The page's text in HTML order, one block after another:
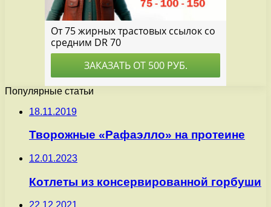
Популярные статьи
18.11.2019
Творожные «Рафаэлло» на протеине
12.01.2023
Котлеты из консервированной горбуши